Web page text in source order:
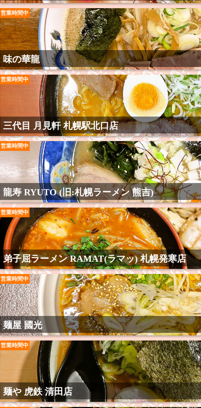
イベント
集合施設
決済方法
味の華龍
営業時間中
三代目 月見軒 札幌駅北口店
営業時間中
龍寿 RYUTO (旧:札幌ラーメン 熊吉)
営業時間中
弟子屈ラーメン RAMAT(ラマッ) 札幌発寒店
営業時間中
麺屋 國光
営業時間中
麺や 虎鉄 清田店
営業時間中